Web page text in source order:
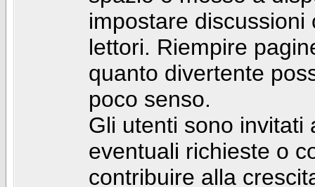
impostare
lettori. Riempire
quanto divertente
poco senso.
Gli utenti sono invitati
eventuali richieste o
contribuire alla